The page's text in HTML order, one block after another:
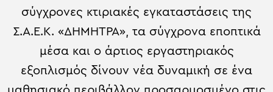
σύγχρονες κτιριακές εγκαταστάσεις της
Σ.Α.Ε.Κ. «ΔΗΜΗΤΡΑ», τα σύγχρονα εποπτικά
μέσα και ο άρτιος εργαστηριακός
εξοπλισμός δίνουν νέα δυναμική σε ένα